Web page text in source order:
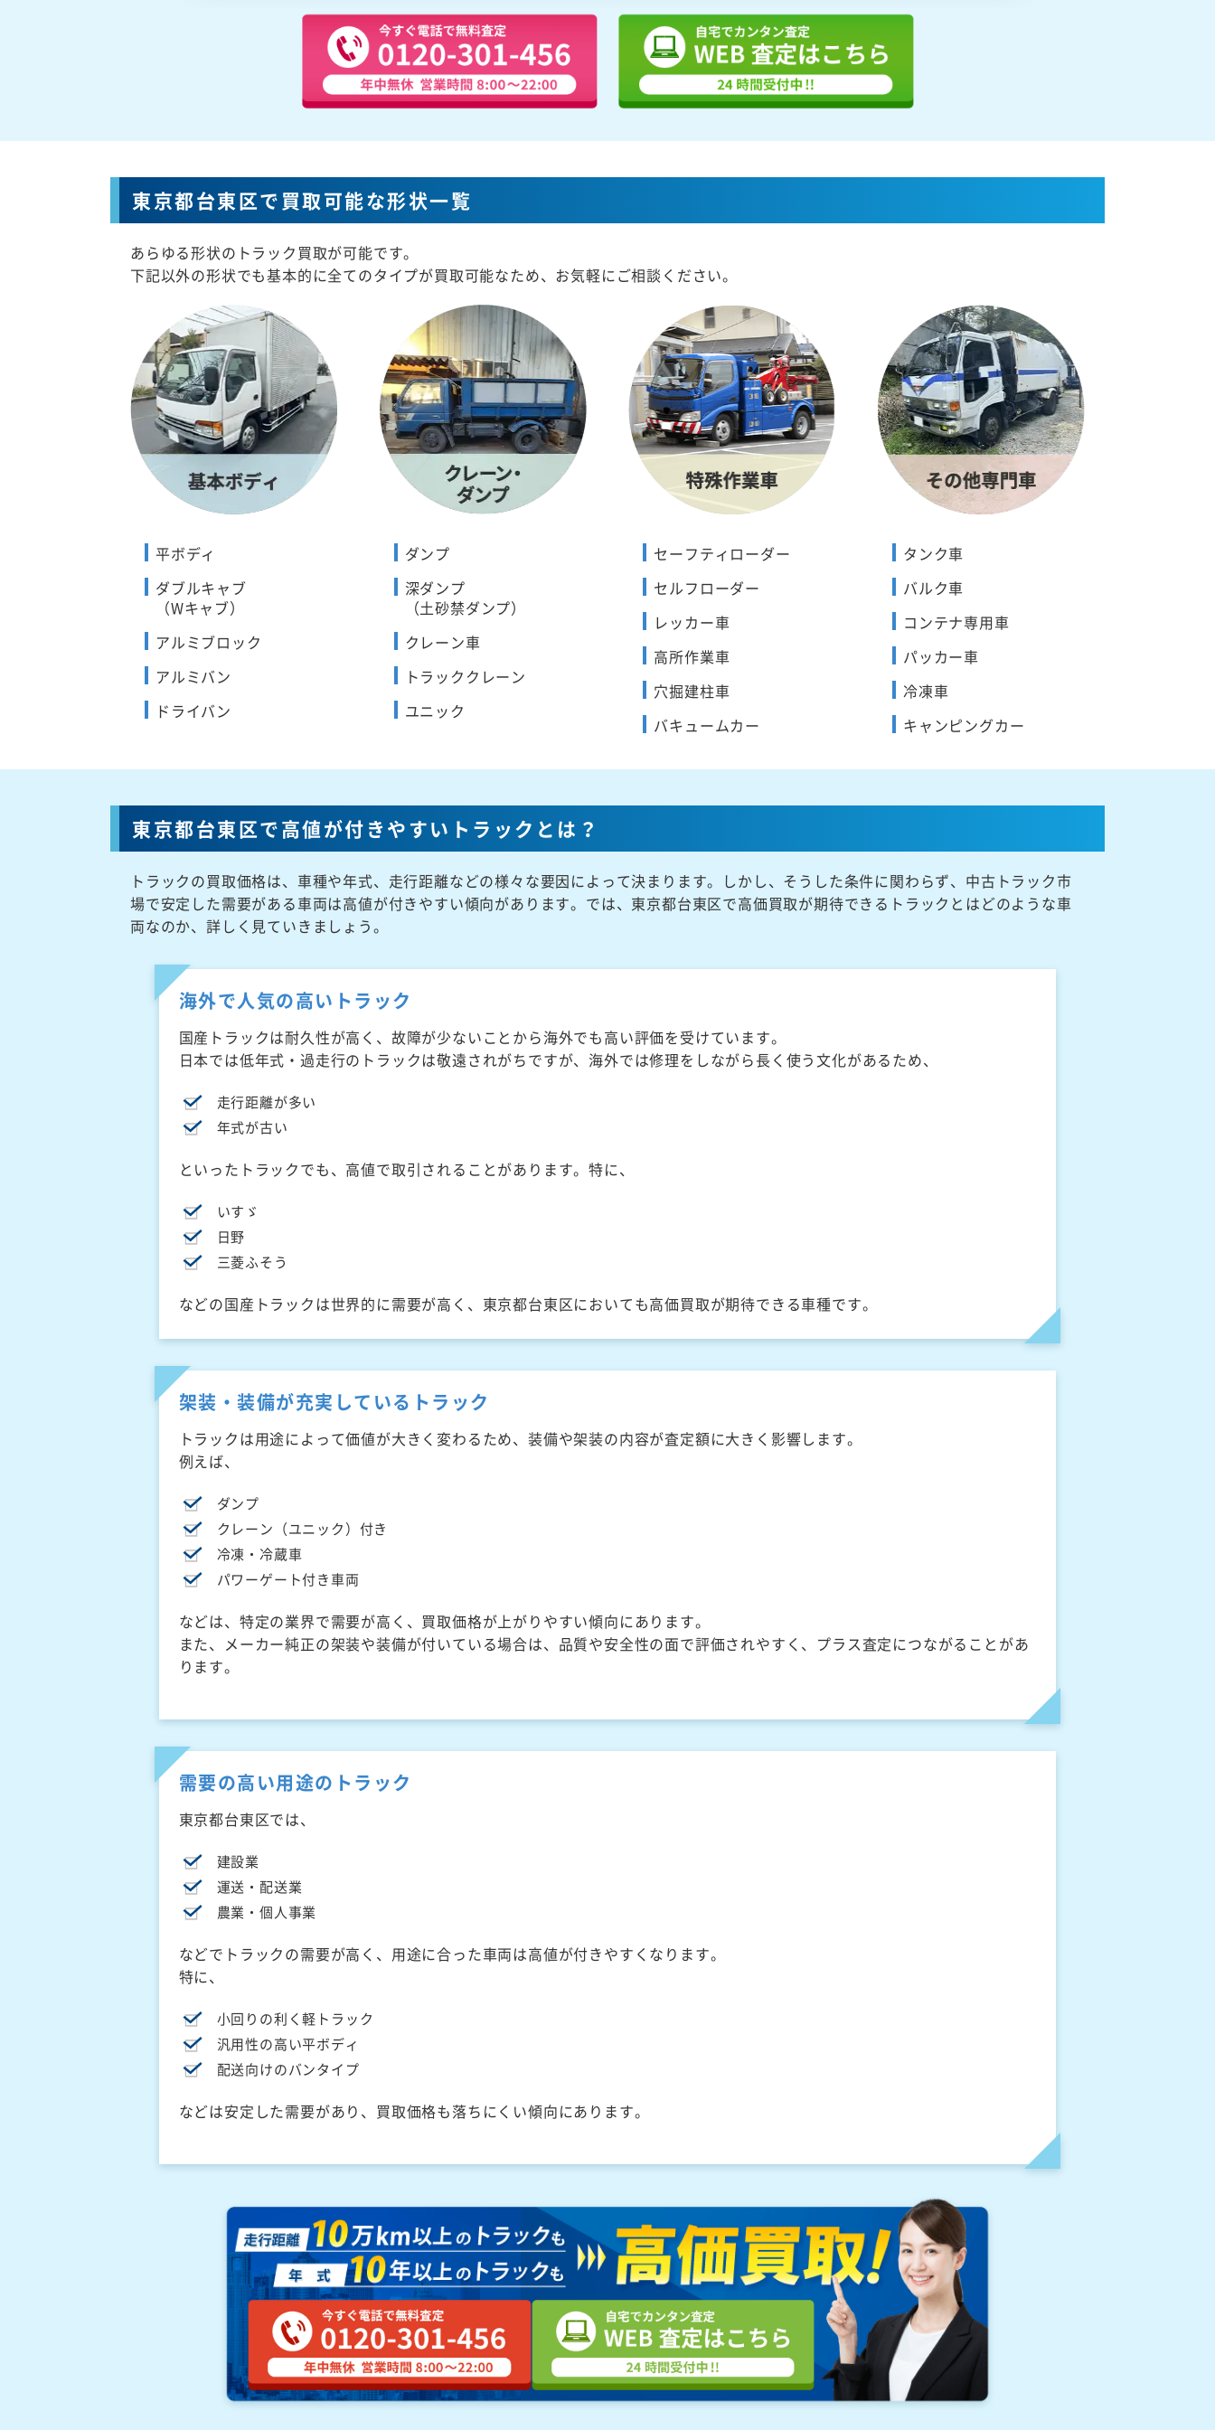
東京都台東区で買取可能な形状一覧
あらゆる形状のトラック買取が可能です。
下記以外の形状でも基本的に全てのタイプが買取可能なため、お気軽にご相談ください。
平ボディ
ダブルキャブ
（Wキャブ）
アルミブロック
アルミバン
ドライバン
ダンプ
深ダンプ
（土砂禁ダンプ）
クレーン車
トラッククレーン
ユニック
セーフティローダー
セルフローダー
レッカー車
高所作業車
穴掘建柱車
バキュームカー
タンク車
バルク車
コンテナ専用車
パッカー車
冷凍車
キャンピングカー
東京都台東区で高値が付きやすいトラックとは？
トラックの買取価格は、車種や年式、走行距離などの様々な要因によって決まります。しかし、そうした条件に関わらず、中古トラック市
場で安定した需要がある車両は高値が付きやすい傾向があります。では、東京都台東区で高価買取が期待できるトラックとはどのような車
両なのか、詳しく見ていきましょう。
海外で人気の高いトラック
国産トラックは耐久性が高く、故障が少ないことから海外でも高い評価を受けています。
日本では低年式・過走行のトラックは敬遠されがちですが、海外では修理をしながら長く使う文化があるため、
走行距離が多い
年式が古い
といったトラックでも、高値で取引されることがあります。特に、
いすゞ
日野
三菱ふそう
などの国産トラックは世界的に需要が高く、東京都台東区においても高価買取が期待できる車種です。
架装・装備が充実しているトラック
トラックは用途によって価値が大きく変わるため、装備や架装の内容が査定額に大きく影響します。
例えば、
ダンプ
クレーン（ユニック）付き
冷凍・冷蔵車
パワーゲート付き車両
などは、特定の業界で需要が高く、買取価格が上がりやすい傾向にあります。
また、メーカー純正の架装や装備が付いている場合は、品質や安全性の面で評価されやすく、プラス査定につながることがあ
ります。
需要の高い用途のトラック
東京都台東区では、
建設業
運送・配送業
農業・個人事業
などでトラックの需要が高く、用途に合った車両は高値が付きやすくなります。
特に、
小回りの利く軽トラック
汎用性の高い平ボディ
配送向けのバンタイプ
などは安定した需要があり、買取価格も落ちにくい傾向にあります。